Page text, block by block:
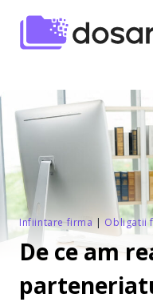
content
Infiintare firma | Obligatii
De ce am